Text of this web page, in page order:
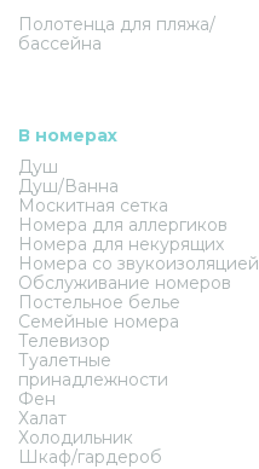
Полотенца для пляжа/
бассейна
В номерах
Душ
Душ/Ванна
Москитная сетка
Номера для аллергиков
Номера для некурящих
Номера со звукоизоляцией
Обслуживание номеров
Постельное белье
Семейные номера
Телевизор
Туалетные
принадлежности
Фен
Халат
Холодильник
Шкаф/гардероб